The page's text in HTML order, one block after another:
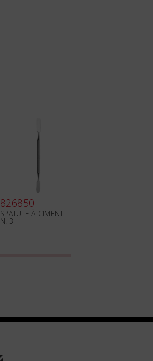
826850
SPATULE À CIMENT
N. 3